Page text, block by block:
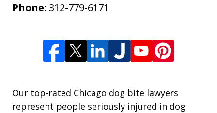
Phone: 312-779-6171
Our top-rated Chicago dog bite lawyers
represent people seriously injured in dog